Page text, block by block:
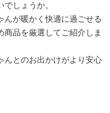
しょうか。
が暖かく快適に過ごせる
品を厳選してご紹介しま
んとのお出かけがより安心